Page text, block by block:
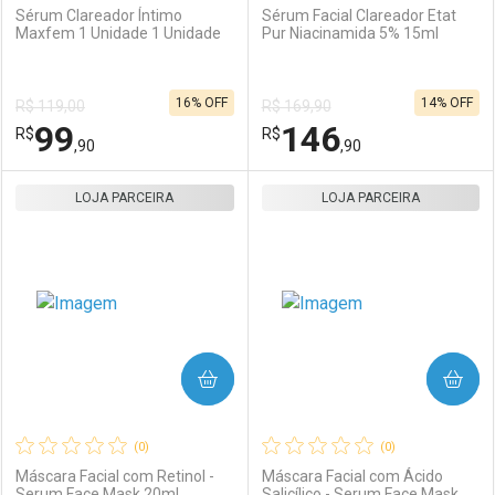
Comprar sem Desconto
Por R$ 174,71/cada
Comprar sem Desconto
Por R$ 174,71/cada
Comprar sem Desconto
Por R$ 36,71/cada
Comprar sem Desconto
Por R$ 36,71/cada
Sérum Clareador Íntimo
Maxfem 1 Unidade 1 Unidade
R$ 119,00
R$99,90
16% OFF
Sérum Facial Clareador Etat
Pur Niacinamida 5% 15ml
R$ 169,90
R$146,90
14% OFF
(0)
Máscara Facial com Retinol -
LOJA PARCEIRA
COMPRAR
(0)
Máscara Facial com Ácido
LOJA PARCEIRA
COMPRAR